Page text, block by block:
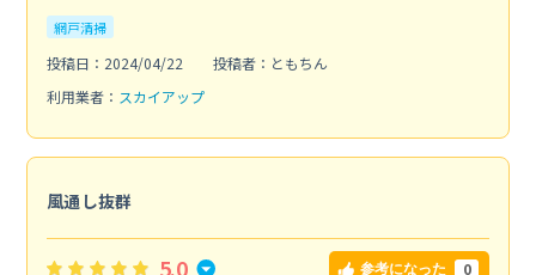
網戸清掃
投稿日：2024/04/22
投稿者：ともちん
利用業者： スカイアップ
風通し抜群
5.0 参考になった 0